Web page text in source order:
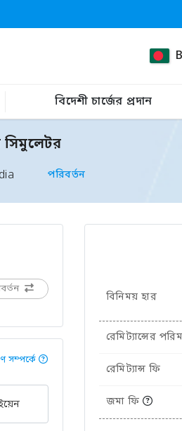
বিদেশী চার্জের প্রদান
সিমুলেটর
পরিবর্তন
সম্পর্কে
বিনিময় হার
রেমিট্যান্সের
রেমিট্যান্স ফি
জমা ফি